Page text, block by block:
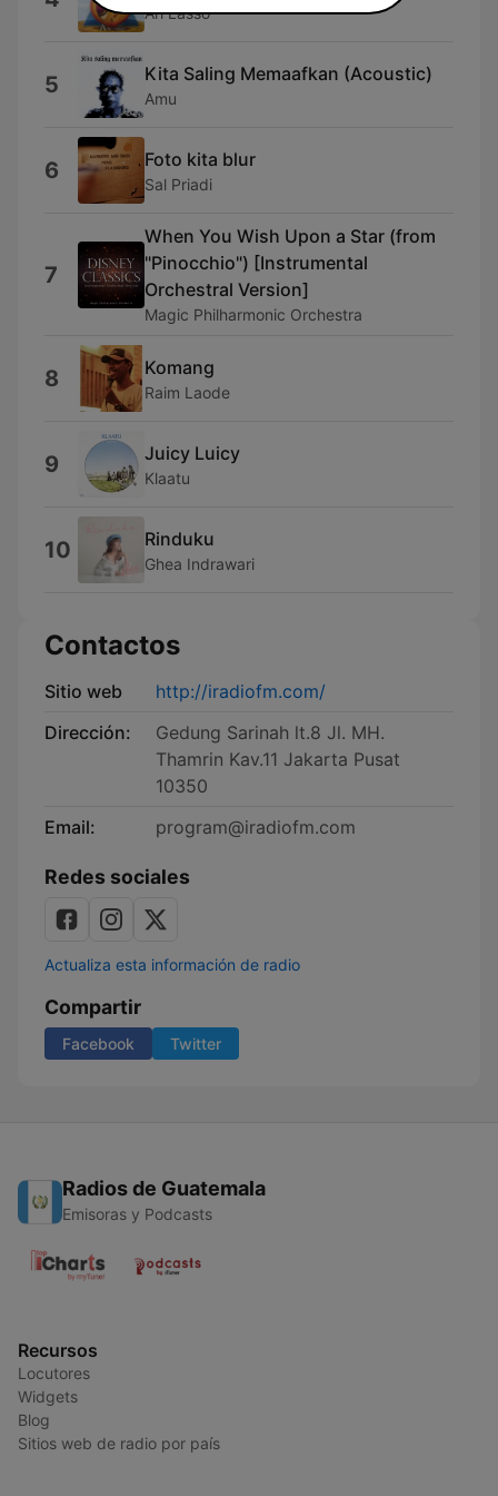
Ari Lasso
5 Kita Saling Memaafkan (Acoustic)
Amu
6 Foto kita blur
Sal Priadi
7
When You Wish Upon a Star (from
"Pinocchio") [Instrumental
Orchestral Version]
Magic Philharmonic Orchestra
8 Komang
Raim Laode
9 Juicy Luicy
Klaatu
10 Rinduku
Ghea Indrawari
Contactos
Sitio web
http://iradiofm.com/
Dirección:
Gedung Sarinah lt.8 Jl. MH.
Thamrin Kav.11 Jakarta Pusat
10350
Email:
program@iradiofm.com
Redes sociales
Actualiza esta información de radio
Compartir
Facebook Twitter
Radios de Guatemala
Emisoras y Podcasts
Recursos
Locutores
Widgets
Blog
Sitios web de radio por país